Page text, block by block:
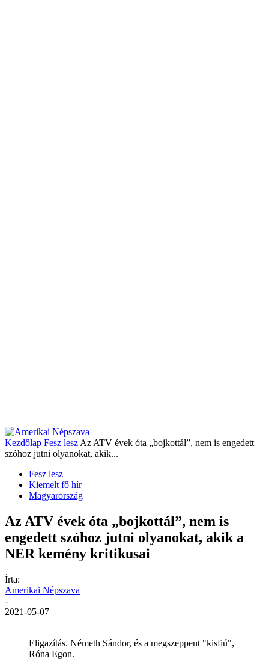
Kezdőlap Fesz lesz Az ATV évek óta „bojkottál”, nem is engedett
szóhoz jutni olyanokat, akik...
Fesz lesz
Kiemelt fő hír
Magyarország
Az ATV évek óta „bojkottál”, nem is
engedett szóhoz jutni olyanokat, akik a
NER kemény kritikusai
Írta:
Amerikai Népszava
-
2021-05-07
Eligazítás. Németh Sándor, és a megszeppent "kisfiú",
Róna Egon.